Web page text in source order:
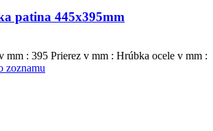
patina 445x395mm
mm : 395 Prierez v mm : Hrúbka ocele v mm :
zoznamu